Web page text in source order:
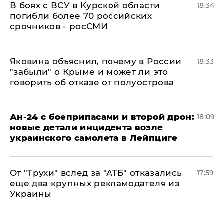
В боях с ВСУ в Курской области
погибли более 70 российских
срочников - росСМИ
18:34
Яковина объяснил, почему в России
"забыли" о Крыме и может ли это
говорить об отказе от полуострова
18:33
Ан-24 с боеприпасами и второй дрон:
новые детали инцидента возле
украинского самолета в Лейпциге
18:09
От "Трухи" вслед за "АТБ" отказались
еще два крупных рекламодателя из
Украины
17:59